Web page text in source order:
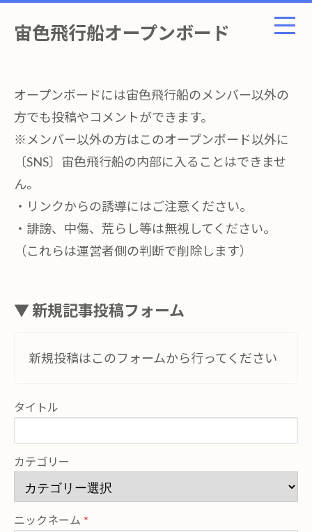
宙色飛行船オープンボード
オープンボードには宙色飛行船のメンバー以外の
方でも投稿やコメントができます。
※メンバー以外の方はこのオープンボード以外に
〔SNS〕宙色飛行船の内部に入ることはできませ
ん。
・リンクからの誘導にはご注意ください。
・誹謗、中傷、荒らし等は無視してください。
（これらは運営者側の判断で削除します）
▼ 新規記事投稿フォーム
新規投稿はこのフォームから行ってください
タイトル
カテゴリー
ニックネーム